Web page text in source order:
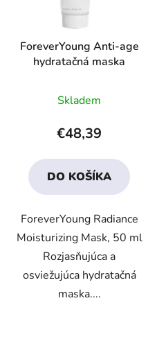
ForeverYoung Anti-age
hydratačná maska
hodnotenie
produktu
je
4,4
z
hviezdičiek.
Skladem
€48,39
DO KOŠÍKA
ForeverYoung Radiance
Moisturizing Mask, 50 ml
Rozjasňujúca a
osviežujúca hydratačná
maska....